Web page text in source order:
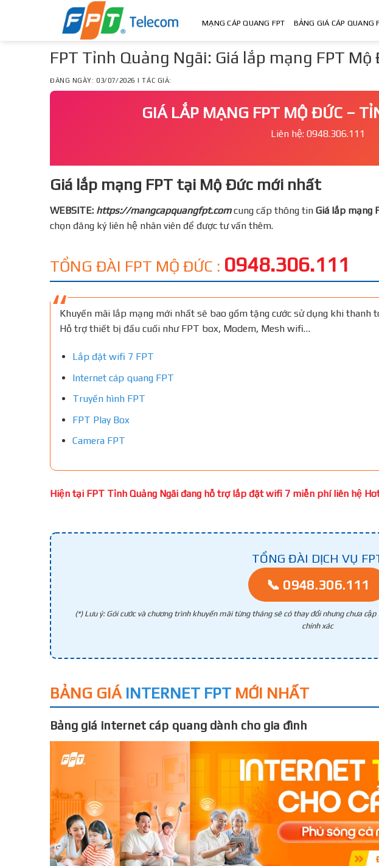
MẠNG CÁP QUANG FPT BẢNG GIÁ CÁP QUANG
FPT Tỉnh Quảng Ngãi: Giá lắp mạng FPT Mộ
ĐĂNG NGÀY: 03/07/2026 | TÁC GIẢ:
GIÁ LẮP MẠNG FPT MỘ ĐỨC –
Liên hệ: 0948.306.111
Giá lắp mạng FPT tại Mộ Đức mới nhất
WEBSITE: https://mangcapquangfpt.comcung cấp thông tin Giá lắp mạng
chọn đăng ký liên hệ nhân viên để được tư vấn thêm.
TỔNG ĐÀI FPT MỘ ĐỨC : 0948.306.111
Khuyến mãi lắp mạng mới nhất sẽ bao gồm tặng cước sử dụng khi thanh
Hỗ trợ thiết bị đầu cuối như FPT box, Modem, Mesh wifi…
Lắp đặt wifi 7 FPT
Internet cáp quang FPT
Truyền hình FPT
FPT Play Box
Camera FPT
Hiện tại FPT Tỉnh Quảng Ngãi đang hỗ trợ lắp đặt wifi 7 miễn phí liên hệ
TỔNG ĐÀI DỊCH VỤ
📞 0948.306.111
(*) Lưu ý: Gói cước và chương trình khuyến mãi từng tháng sẽ có thay đổi nhưng chưa
chính xác
BẢNG GIÁ INTERNET FPT MỚI NHẤT
Bảng giá internet cáp quang dành cho gia đình